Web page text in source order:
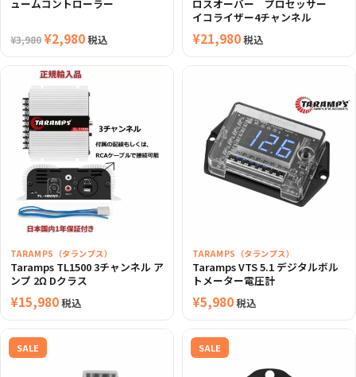
ュームコントローラー
¥3,980元
価
格
は
¥3,980
で
し
た。
¥2,980現
価
格
は
¥2,980
で
す。
税込
ロスオーバー プロセッサー
イコライザー4チャンネル
¥21,980税込
TARAMPS（タランプス）
Taramps TL1500 3チャンネル ア
ンプ 2Ω Dクラス
¥15,980税込
TARAMPS（タランプス）
Taramps VTS 5.1 デジタルボル
トメーター電圧計
¥5,980税込
SALE SALE